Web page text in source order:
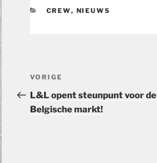
CATEGORIEËN
CREW, NIEUWS
Bericht
navigatie
Vorig
bericht
VORIGE
L&L opent steunpunt voor de
Belgische markt!